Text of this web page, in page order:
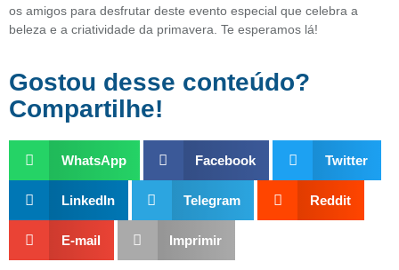
os amigos para desfrutar deste evento especial que celebra a
beleza e a criatividade da primavera. Te esperamos lá!
Gostou desse conteúdo?
Compartilhe!
WhatsApp Facebook Twitter
LinkedIn Telegram Reddit
E-mail Imprimir